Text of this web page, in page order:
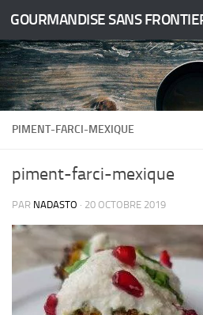
Skip to content
GOURMANDISE SANS
PIMENT-FARCI-MEXIQUE
piment-farci-mexique
PAR NADASTO · 20 OCTOBRE 2019